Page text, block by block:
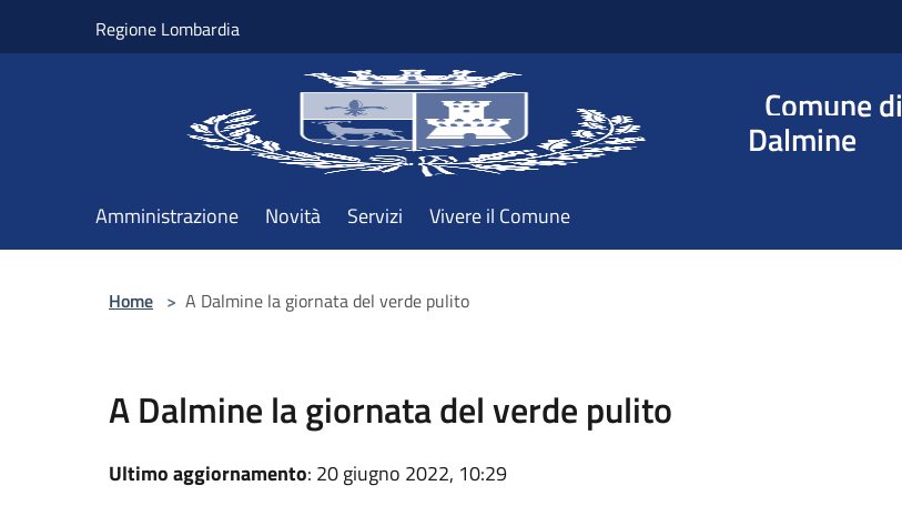
Regione Lombardia
Comune di
Dalmine
Amministrazione Novità Servizi Vivere il Comune
Home > A Dalmine la giornata del verde pulito
A Dalmine la giornata del verde pulito
Ultimo aggiornamento: 20 giugno 2022, 10:29